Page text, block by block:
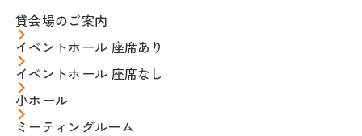
貸会場のご案内
イベントホール 座席あり
イベントホール 座席なし
小ホール
ミーティングルーム